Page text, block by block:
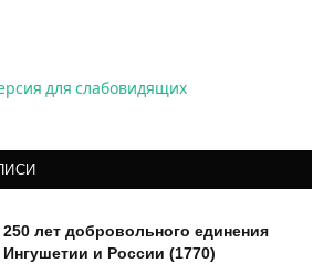
для слабовидящих
250 лет добровольного единения
Ингушетии и России (1770)